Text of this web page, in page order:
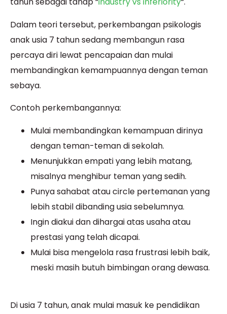
Dalam teori tersebut, perkembangan psikologis
anak usia 7 tahun sedang membangun rasa
percaya diri lewat pencapaian dan mulai
membandingkan kemampuannya dengan teman
sebaya.
Contoh perkembangannya:
Mulai membandingkan kemampuan dirinya
dengan teman-teman di sekolah.
Menunjukkan empati yang lebih matang,
misalnya menghibur teman yang sedih.
Punya sahabat atau circle pertemanan yang
lebih stabil dibanding usia sebelumnya.
Ingin diakui dan dihargai atas usaha atau
prestasi yang telah dicapai.
Mulai bisa mengelola rasa frustrasi lebih baik,
meski masih butuh bimbingan orang dewasa.
Di usia 7 tahun, anak mulai masuk ke pendidikan